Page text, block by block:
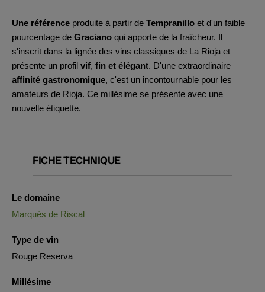
Une référence produite à partir de Tempranillo et d'un faible
pourcentage de Graciano qui apporte de la fraîcheur. Il
s'inscrit dans la lignée des vins classiques de La Rioja et
présente un profil vif, fin et élégant. D'une extraordinaire
affinité gastronomique, c'est un incontournable pour les
amateurs de Rioja. Ce millésime se présente avec une
nouvelle étiquette.
FICHE TECHNIQUE
Le domaine
Marqués de Riscal
Type de vin
Rouge Reserva
Millésime